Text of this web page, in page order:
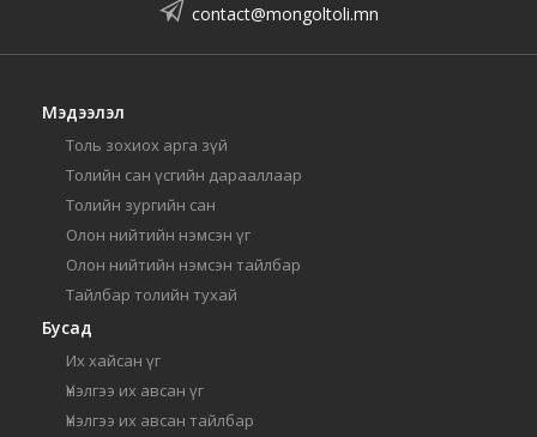
contact@mongoltoli.mn
Мэдээлэл
Толь зохиох арга зүй
Толийн сан үсгийн дарааллаар
Толийн зургийн сан
Олон нийтийн нэмсэн үг
Олон нийтийн нэмсэн тайлбар
Тайлбар толийн тухай
Бусад
Их хайсан үг
Үнэлгээ их авсан үг
Үнэлгээ их авсан тайлбар